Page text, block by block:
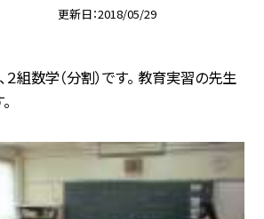
更新日 2018/05/29
２組数学（分割）です。 教育実習の先生